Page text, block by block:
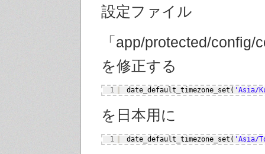
設定ファイル
「app/protected/
を修正する
1 date_default_timezone_set( 'Asia/
を日本用に
1 date_default_timezone_set( 'Asia/